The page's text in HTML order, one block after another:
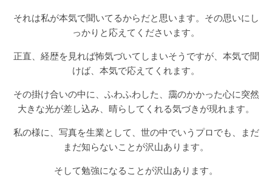
それは私が本気で聞いてるからだと思います。その思いにし
っかりと応えてくださいます。
正直、経歴を見れば怖気づいてしまいそうですが、本気で聞
けば、本気で応えてくれます。
その掛け合いの中に、ふわふわした、靄のかかった心に突然
大きな光が差し込み、晴らしてくれる気づきが現れます。
私の様に、写真を生業として、世の中でいうプロでも、まだ
まだ知らないことが沢山あります。
そして勉強になることが沢山あります。